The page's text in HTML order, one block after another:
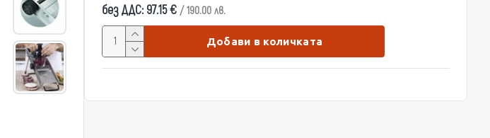
без ДДС: 97.15 € / 190.00 лв.
Добави в количката